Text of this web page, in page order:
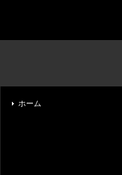
ホーム